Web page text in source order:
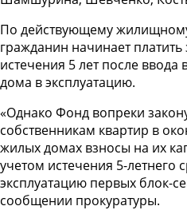
По действующему
гражданин начинает
истечения 5 лет после ввода
дома в эксплуатацию.
«Однако Фонд вопреки
собственникам квартир в
жилых домах взносы на их
учетом истечения 5-летнего
эксплуатацию первых блок-
сообщении прокуратуры.